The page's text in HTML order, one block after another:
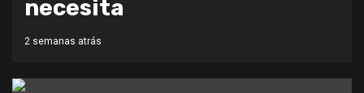
necesita
2 semanas atrás